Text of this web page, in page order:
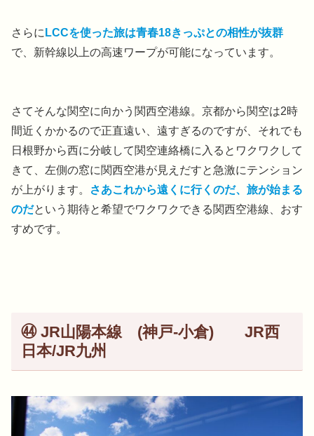
さらに LCCを使った旅は青春18きっぷとの相性が抜群
で、新幹線以上の高速ワープが可能になっています。
さてそんな関空に向かう関西空港線。京都から関空は2時
間近くかかるので正直遠い、遠すぎるのですが、それでも
日根野から西に分岐して関空連絡橋に入るとワクワクして
きて、左側の窓に関西空港が見えだすと急激にテンション
が上がります。
さあこれから遠くに行くのだ、旅が始まる
のだという期待と希望でワクワクできる関西空港線、おす
すめです。
㊹ JR山陽本線 (神戸-小倉) JR西
日本/JR九州